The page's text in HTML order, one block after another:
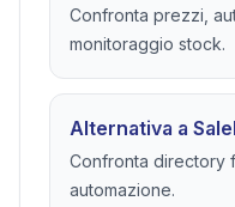
Confronta prezzi,
monitoraggio stock.
Alternativa a
Confronta directory
automazione.